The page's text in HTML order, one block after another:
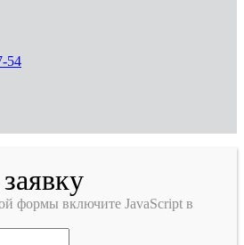
54
формы включите JavaScript в